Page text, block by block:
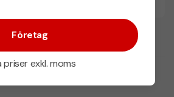
Företag
priser exkl. moms
fr. 225,00 kr inkl. moms
Antal från: 5 st